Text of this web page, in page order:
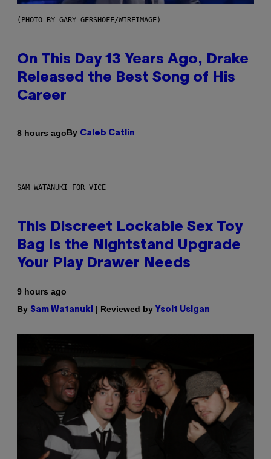
(PHOTO BY GARY GERSHOFF/WIREIMAGE)
On This Day 13 Years Ago, Drake
Released the Best Song of His
Career
8 hours agoBy Caleb Catlin
SAM WATANUKI FOR VICE
This Discreet Lockable Sex Toy
Bag Is the Nightstand Upgrade
Your Play Drawer Needs
9 hours ago
By Sam Watanuki | Reviewed by Ysolt Usigan